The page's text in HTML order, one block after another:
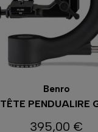
Benro
TÊTE PENDUALIRE
395,00 €